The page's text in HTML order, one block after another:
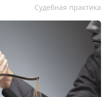
Судебная практика